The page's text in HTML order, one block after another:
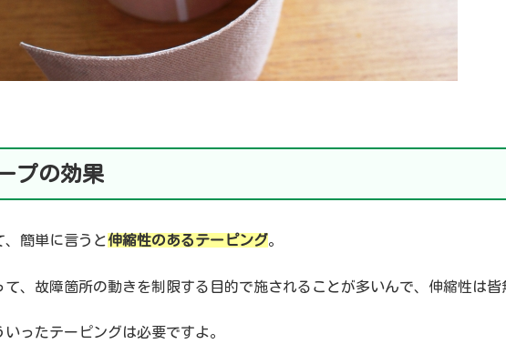
プの効果
、簡単に言うと伸縮性のあるテーピング。
、故障箇所の動きを制限する目的で施されることが多いんで、伸縮性は皆
ったテーピングは必要ですよ。